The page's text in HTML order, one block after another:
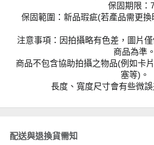
保固期限：
保固範圍：新品瑕疵(若產品需更
注意事項：因拍攝略有色差，圖片
商品為準。
商品不包含協助拍攝之物品(例如卡
塞等)。
長度、寬度尺寸會有些微誤
配送與退換貨需知